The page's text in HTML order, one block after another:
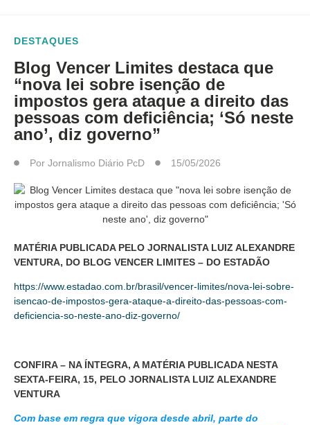
DESTAQUES
Blog Vencer Limites destaca que
“nova lei sobre isenção de
impostos gera ataque a direito das
pessoas com deficiência; ‘Só neste
ano’, diz governo”
Por Jornalismo Diário PcD 15/05/2026
MATÉRIA PUBLICADA PELO JORNALISTA LUIZ ALEXANDRE
VENTURA, DO BLOG VENCER LIMITES – DO ESTADÃO
https://www.estadao.com.br/brasil/vencer-limites/nova-lei-sobre-
isencao-de-impostos-gera-ataque-a-direito-das-pessoas-com-
deficiencia-so-neste-ano-diz-governo/
CONFIRA – NA ÍNTEGRA, A MATÉRIA PUBLICADA NESTA
SEXTA-FEIRA, 15, PELO JORNALISTA LUIZ ALEXANDRE
VENTURA
Com base em regra que vigora desde abril, parte do